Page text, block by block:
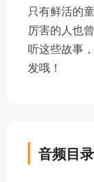
只有鲜活的
厉害的人也
听这些故事
发哦！
音频目录